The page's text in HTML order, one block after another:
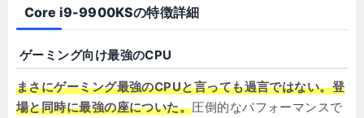
Core i9-9900KSの特徴詳細
ゲーミング向け最強のCPU
まさにゲーミング最強のCPUと言っても過言ではない。登
場と同時に最強の座についた。圧倒的なパフォーマンスで